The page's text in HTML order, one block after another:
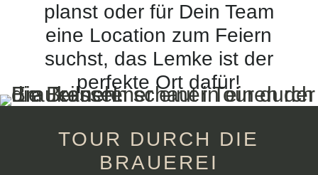
planst oder für Dein Team
eine Location zum Feiern
suchst, das Lemke ist der
perfekte Ort dafür!
TOUR DURCH DIE
BRAUEREI